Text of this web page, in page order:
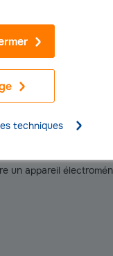
techniques
n’est plus
du maintien à
un appareil